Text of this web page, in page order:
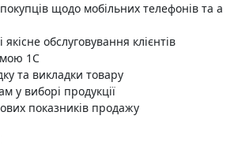
щодо мобільних телефонів та а
обслуговування клієнтів
1С
та викладки товару
у виборі продукції
показників продажу